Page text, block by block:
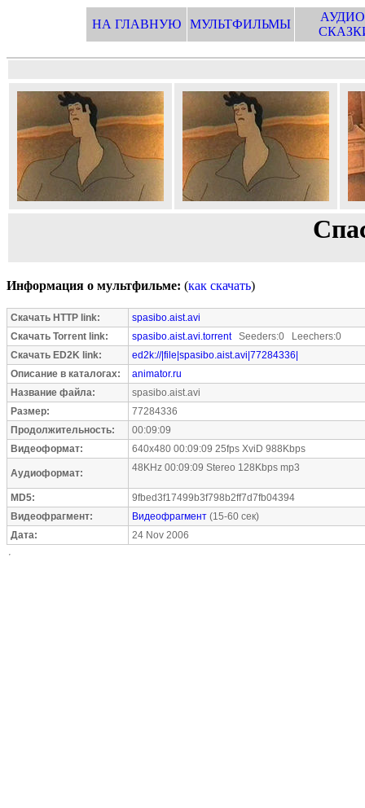
НА ГЛАВНУЮ МУЛЬТФИЛЬМЫ
Информация о мультфильме: (как скачать)
Скачать HTTP link:
spasibo.aist.avi
Скачать Torrent link:
spasibo.aist.avi.torrentSeeders:0 Leechers:0
Скачать ED2K link:
ed2k://|file|spasibo.aist.avi|77284336|
Описание в каталогах:
animator.ru
Название файла:
spasibo.aist.avi
Размер:
77284336
Продолжительность:
00:09:09
Видеоформат:
640x480 00:09:09 25fps XviD 988Kbps
Аудиоформат: 48KHz 00:09:09 Stereo 128Kbps mp3
MD5:
9fbed3f17499b3f798b2ff7d7fb04394
Видеофрагмент:
Видеофрагмент (15-60 сек)
Дата:
24 Nov 2006